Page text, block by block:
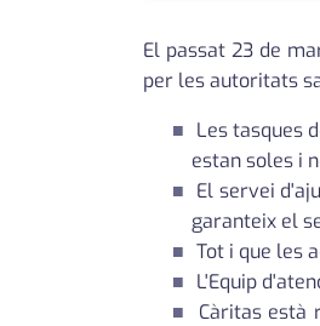
El passat 23 de
per les autoritats
Les tasques
estan soles i
El servei
garanteix el
Tot i que les
L'Equip
Càritas està